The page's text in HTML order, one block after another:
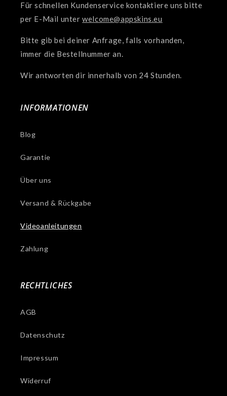
Für schnellen Kundenservice kontaktiere uns bitte
per E-Mail unterwelcome@appskins.eu
Bitte gib bei deiner Anfrage, falls vorhanden,
immer die Bestellnummer an.
Wir antworten dir innerhalb von 24 Stunden.
INFORMATIONEN
Blog
Garantie
Über uns
Versand & Rückgabe
Videoanleitungen
Zahlung
RECHTLICHES
AGB
Datenschutz
Impressum
Widerruf